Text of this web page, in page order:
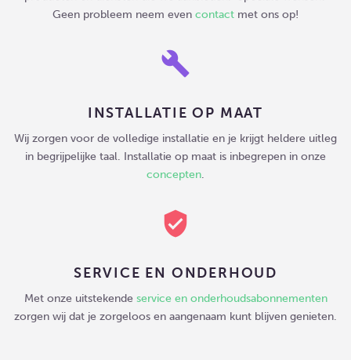
Geen probleem neem even contact met ons op!
build
INSTALLATIE OP MAAT
Wij zorgen voor de volledige installatie en je krijgt heldere uitleg
in begrijpelijke taal. Installatie op maat is inbegrepen in onze
concepten.
verified_user
SERVICE EN ONDERHOUD
Met onze uitstekende service en onderhoudsabonnementen
zorgen wij dat je zorgeloos en aangenaam kunt blijven genieten.